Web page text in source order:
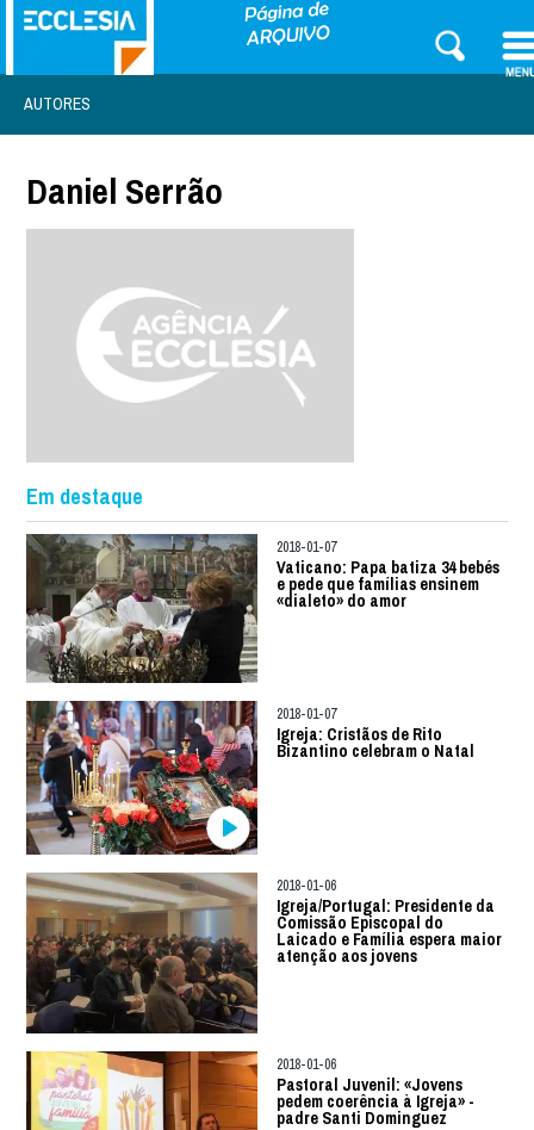
AUTORES
Daniel Serrão
Em destaque
2018-01-07
Vaticano: Papa batiza 34 bebés
e pede que famílias ensinem
«dialeto» do amor
2018-01-07
Igreja: Cristãos de Rito
Bizantino celebram o Natal
2018-01-06
Igreja/Portugal: Presidente da
Comissão Episcopal do
Laicado e Família espera maior
atenção aos jovens
2018-01-06
Pastoral Juvenil: «Jovens
pedem coerência à Igreja» -
padre Santi Dominguez